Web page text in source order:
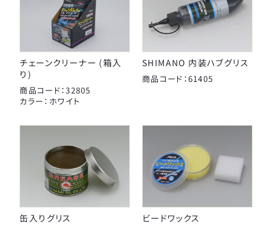
チェーンクリーナー (箱入
り)
商品コード：32805
カラー：ホワイト
SHIMANO 内装ハブグリス
商品コード：61405
缶入りグリス ビードワックス